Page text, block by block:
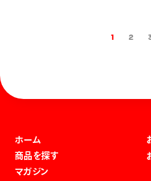
1 2
ホーム
商品を探す
マガジン